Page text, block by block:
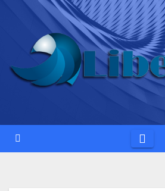
contenido